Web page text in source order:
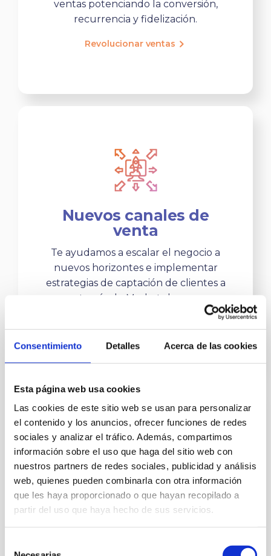
Consentimiento Detalles Acerca de las cookies
Esta página web usa cookies
Las cookies de este sitio web se usan para personalizar
el contenido y los anuncios, ofrecer funciones de redes
sociales y analizar el tráfico. Además, compartimos
información sobre el uso que haga del sitio web con
nuestros partners de redes sociales, publicidad y análisis
web, quienes pueden combinarla con otra información
que les haya proporcionado o que hayan recopilado a
partir del uso que haya hecho de sus servicios.
ventas potenciando la conversión,
recurrencia y fidelización.
Revolucionar ventas
Nuevos canales de
venta
Te ayudamos a escalar el negocio a
nuevos horizontes e implementar
estrategias de captación de clientes a
través de Marketplaces
Consultor digital 360º
¡Tranquilo! Estas cubierto. Nuestros
expertos en aplicaciones